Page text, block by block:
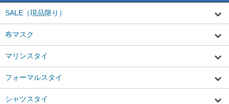
SALE（現品限り）
布マスク
マリンスタイ
フォーマルスタイ
シャツスタイ